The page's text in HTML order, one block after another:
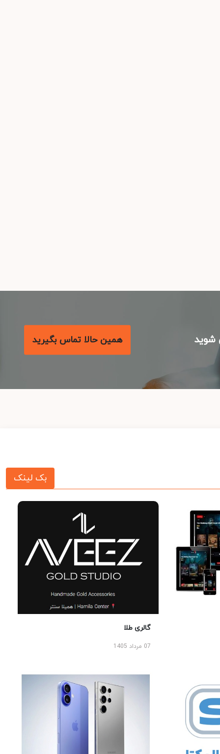
همین حالا تماس بگیرید
بک لینک
گالری طلا
07 مرداد 1405